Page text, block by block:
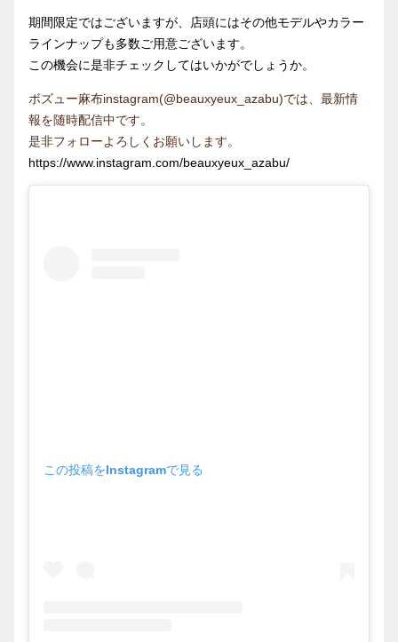
期間限定ではございますが、店頭にはその他モデルやカラー
ラインナップも多数ご用意ございます。
この機会に是非チェックしてはいかがでしょうか。
ボズュー麻布instagram(@beauxyeux_azabu)では、最新情
報を随時配信中です。
是非フォローよろしくお願いします。
https://www.instagram.com/beauxyeux_azabu/
この投稿をInstagramで見る